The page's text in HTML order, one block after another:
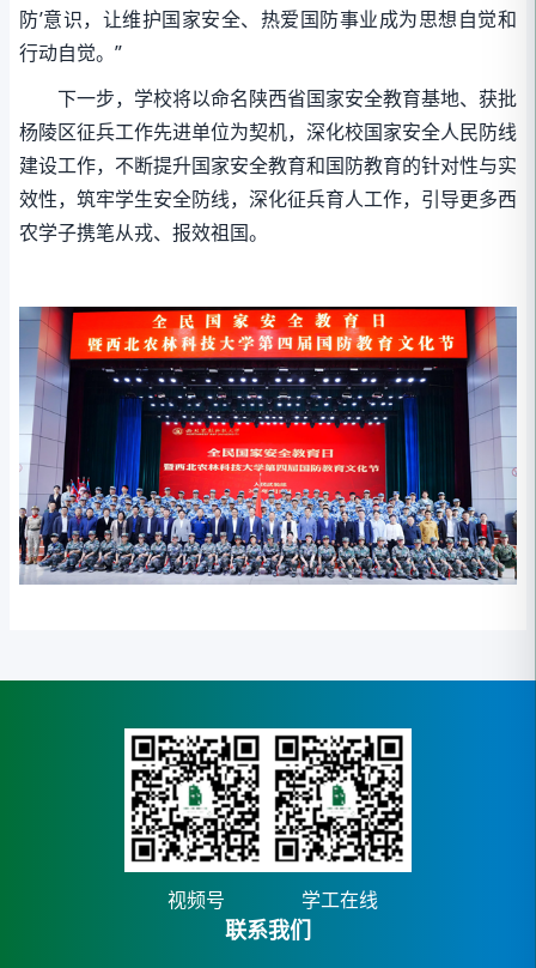
防’意识，让维护国家安全、热爱国防事业成为思想自觉和
行动自觉。”
下一步，学校将以命名陕西省国家安全教育基地、获批
杨陵区征兵工作先进单位为契机，深化校国家安全人民防线
建设工作，不断提升国家安全教育和国防教育的针对性与实
效性，筑牢学生安全防线，深化征兵育人工作，引导更多西
农学子携笔从戎、报效祖国。
视频号 学工在线
联系我们